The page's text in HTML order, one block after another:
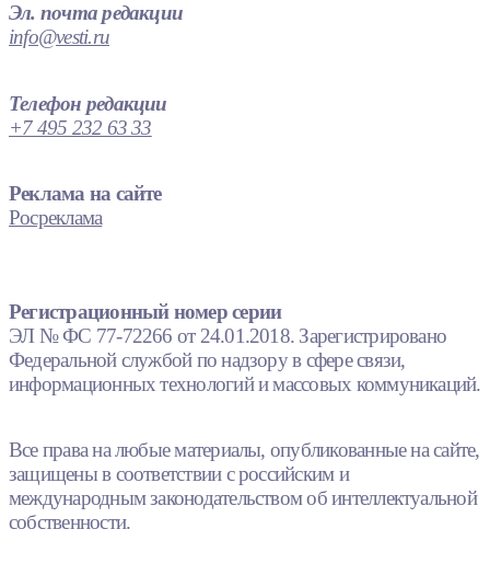
Эл. почта редакции
info@vesti.ru
Телефон редакции
+7 495 232 63 33
Реклама на сайте
Росреклама
Регистрационный номер серии
ЭЛ № ФС 77-72266 от 24.01.2018. Зарегистрировано
Федеральной службой по надзору в сфере связи,
информационных технологий и массовых коммуникаций.
Все права на любые материалы, опубликованные на сайте,
защищены в соответствии с российским и
международным законодательством об интеллектуальной
собственности.